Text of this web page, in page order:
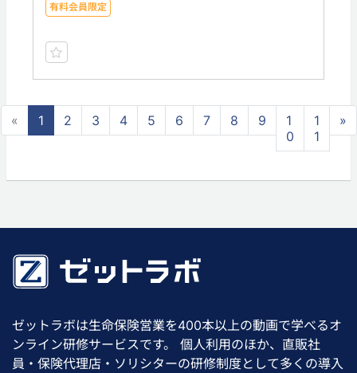
有料会員限定
« 1 2 3 4 5 6 7 8 9
1
0
1
1
»
ゼットラボは生命保険営業を400本以上の動画で学べるオ
ンライン研修サービスです。 個人利用のほか、直販社
員・保険代理店・ソリシターの研修制度として多くの導入